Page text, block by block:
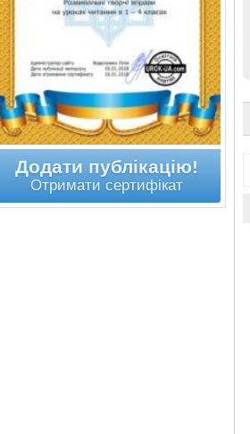
Додати публікацію!
Отримати сертифікат